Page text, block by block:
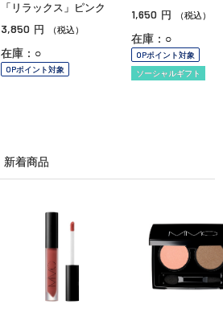
「リラックス」ピンク
3,850 円 （税込）
在庫：○
OPポイント対象
1,650 円 （税込）
在庫：○
OPポイント対象
ソーシャルギフト
新着商品